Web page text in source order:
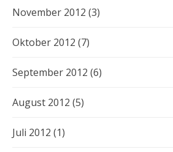
November 2012 (3)
Oktober 2012 (7)
September 2012 (6)
August 2012 (5)
Juli 2012 (1)